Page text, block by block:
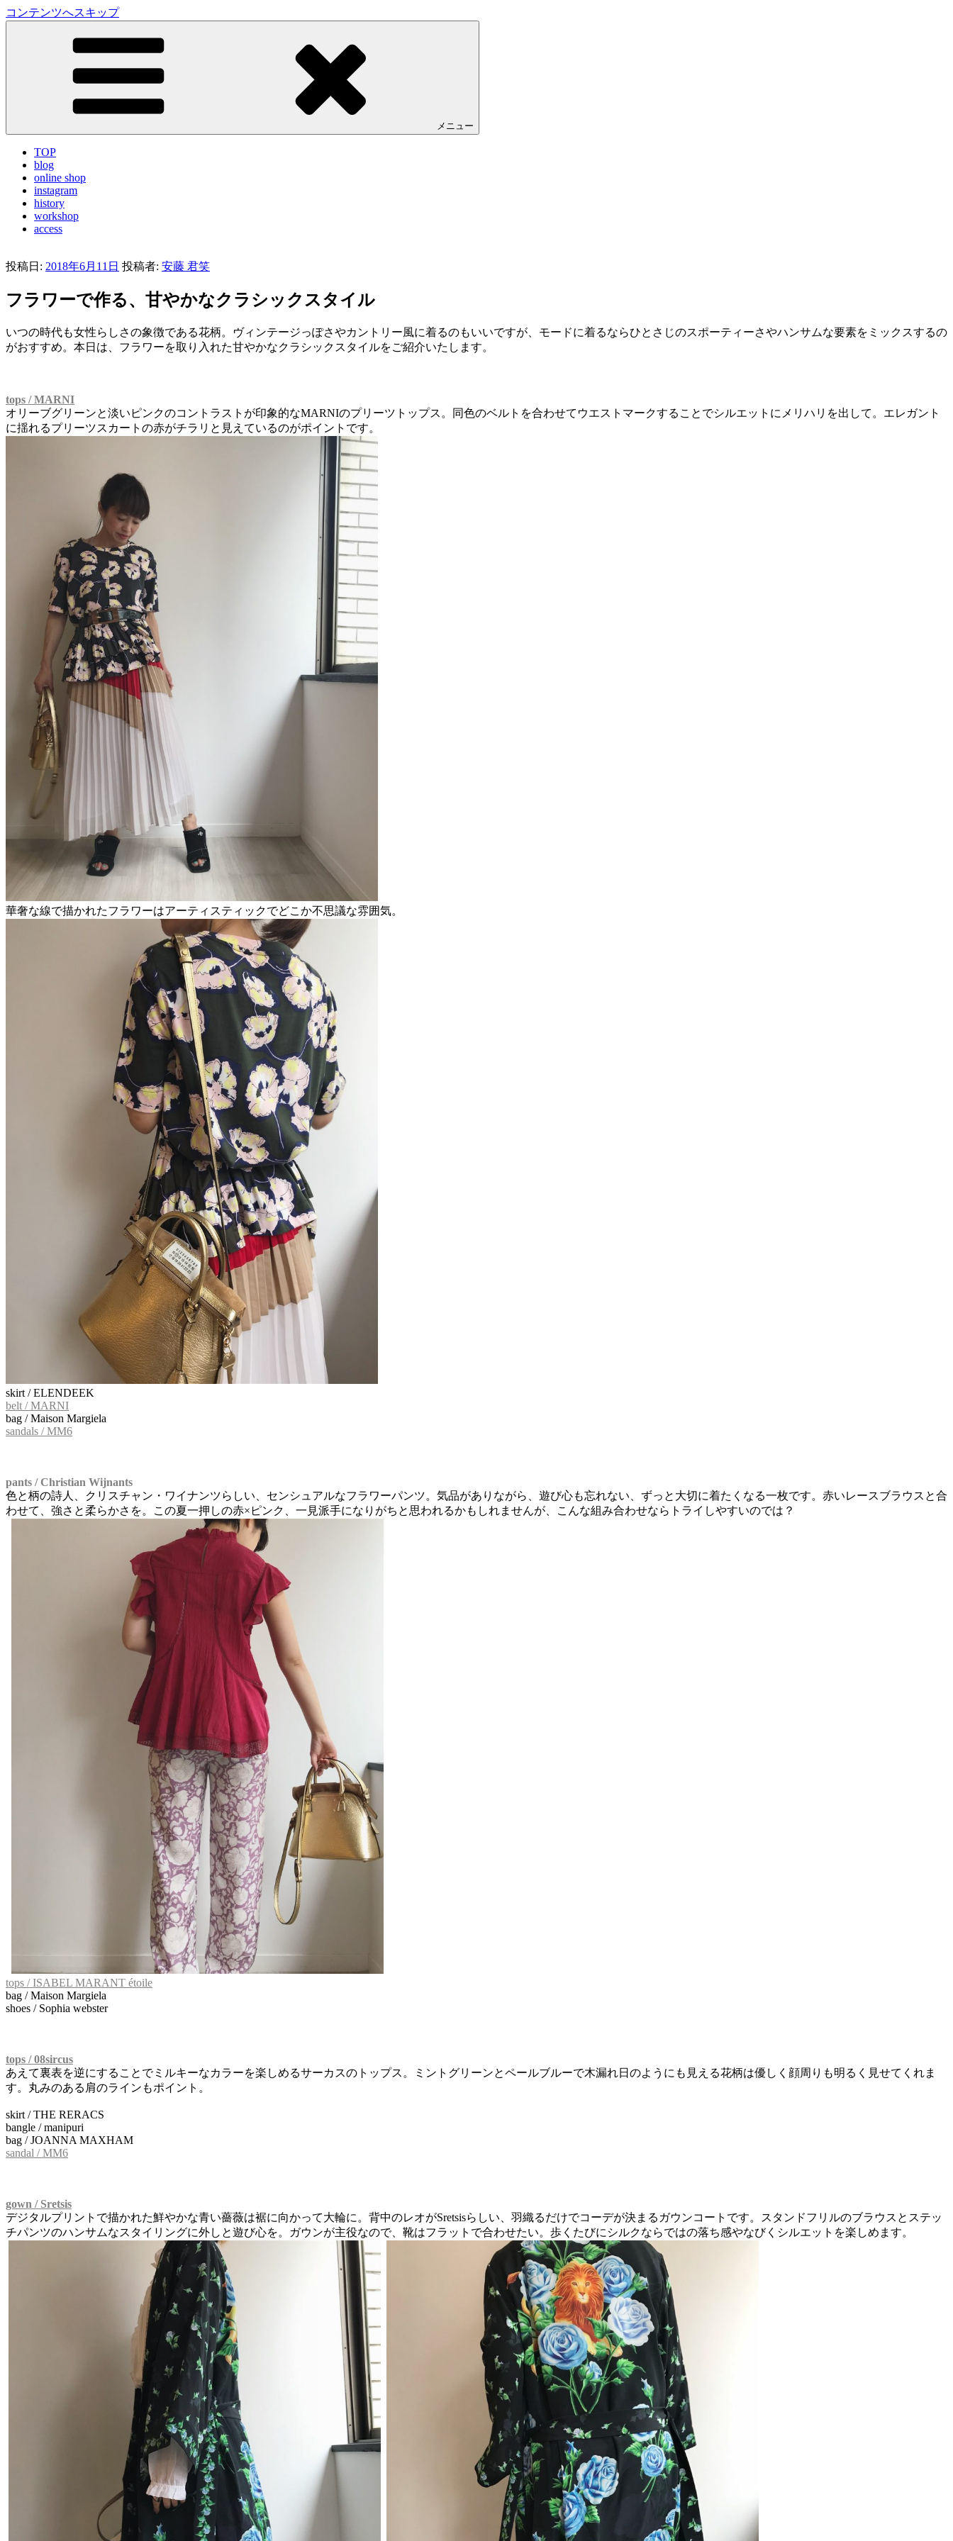
コンテンツへスキップ
LA VILLA ROUGE Blog
メニュー
TOP
blog
online shop
instagram
history
workshop
access
投稿日: 2018年6月11日 投稿者: 安藤 君笑
フラワーで作る、甘やかなクラシックスタイル
いつの時代も女性らしさの象徴である花柄。ヴィンテージっぽさやカントリー風に着るのもいいですが、モードに着るならひとさじのスポーティーさやハンサムな要素をミックスするの
がおすすめ。本日は、フラワーを取り入れた甘やかなクラシックスタイルをご紹介いたします。
tops / MARNI
オリーブグリーンと淡いピンクのコントラストが印象的なMARNIのプリーツトップス。同色のベルトを合わせてウエストマークすることでシルエットにメリハリを出して。エレガント
に揺れるプリーツスカートの赤がチラリと見えているのがポイントです。
華奢な線で描かれたフラワーはアーティスティックでどこか不思議な雰囲気。
skirt / ELENDEEK
belt / MARNI
bag / Maison Margiela
sandals / MM6
pants / Christian Wijnants
色と柄の詩人、クリスチャン・ワイナンツらしい、センシュアルなフラワーパンツ。気品がありながら、遊び心も忘れない、ずっと大切に着たくなる一枚です。赤いレースブラウスと合
わせて、強さと柔らかさを。この夏一押しの赤×ピンク、一見派手になりがちと思われるかもしれませんが、こんな組み合わせならトライしやすいのでは？
tops / ISABEL MARANT étoile
bag / Maison Margiela
shoes / Sophia webster
tops / 08sircus
あえて裏表を逆にすることでミルキーなカラーを楽しめるサーカスのトップス。ミントグリーンとペールブルーで木漏れ日のようにも見える花柄は優しく顔周りも明るく見せてくれま
す。丸みのある肩のラインもポイント。
skirt / THE RERACS
bangle / manipuri
bag / JOANNA MAXHAM
sandal / MM6
gown / Sretsis
デジタルプリントで描かれた鮮やかな青い薔薇は裾に向かって大輪に。背中のレオがSretsisらしい、羽織るだけでコーデが決まるガウンコートです。スタンドフリルのブラウスとステッ
チパンツのハンサムなスタイリングに外しと遊び心を。ガウンが主役なので、靴はフラットで合わせたい。歩くたびにシルクならではの落ち感やなびくシルエットを楽しめます。